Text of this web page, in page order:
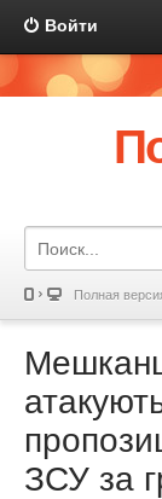
Войти
Полная
ЗСУ за